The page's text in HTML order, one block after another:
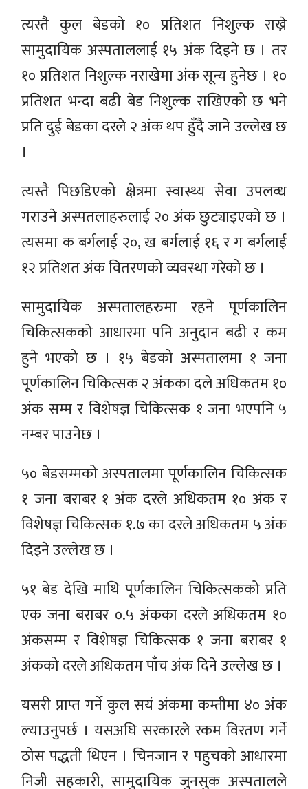
त्यस्तै कुल बेडको १० प्रतिशत निशुल्क राख्ने
सामुदायिक अस्पताललाई १५ अंक दिइने छ । तर
१० प्रतिशत निशुल्क नराखेमा अंक सून्य हुनेछ । १०
प्रतिशत भन्दा बढी बेड निशुल्क राखिएको छ भने
प्रति दुई बेडका दरले २ अंक थप हुँदै जाने उल्लेख छ
।
त्यस्तै पिछडिएको क्षेत्रमा स्वास्थ्य सेवा उपलव्ध
गराउने अस्पतलाहरुलाई २० अंक छुट्याइएको छ ।
त्यसमा क बर्गलाई २०, ख बर्गलाई १६ र ग बर्गलाई
१२ प्रतिशत अंक वितरणको व्यवस्था गरेको छ ।
सामुदायिक अस्पतालहरुमा रहने पूर्णकालिन
चिकित्सकको आधारमा पनि अनुदान बढी र कम
हुने भएको छ । १५ बेडको अस्पतालमा १ जना
पूर्णकालिन चिकित्सक २ अंकका दले अधिकतम १०
अंक सम्म र विशेषज्ञ चिकित्सक १ जना भएपनि ५
नम्बर पाउनेछ ।
५० बेडसम्मको अस्पतालमा पूर्णकालिन चिकित्सक
१ जना बराबर १ अंक दरले अधिकतम १० अंक र
विशेषज्ञ चिकित्सक १.७ का दरले अधिकतम ५ अंक
दिइने उल्लेख छ ।
५१ बेड देखि माथि पूर्णकालिन चिकित्सकको प्रति
एक जना बराबर ०.५ अंकका दरले अधिकतम १०
अंकसम्म र विशेषज्ञ चिकित्सक १ जना बराबर १
अंकको दरले अधिकतम पाँच अंक दिने उल्लेख छ ।
यसरी प्राप्त गर्ने कुल सयं अंकमा कम्तीमा ४० अंक
ल्याउनुपर्छ । यसअघि सरकारले रकम विरतण गर्ने
ठोस पद्धती थिएन । चिनजान र पहुचको आधारमा
निजी सहकारी, सामुदायिक जुनसुक अस्पतालले